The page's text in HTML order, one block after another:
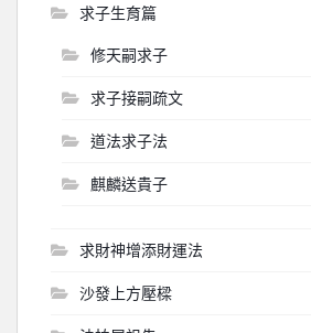
求子生育篇
修天嗣求子
求子接嗣疏文
道法求子法
麒麟送貴子
求財神增添財運法
沙發上方壓樑